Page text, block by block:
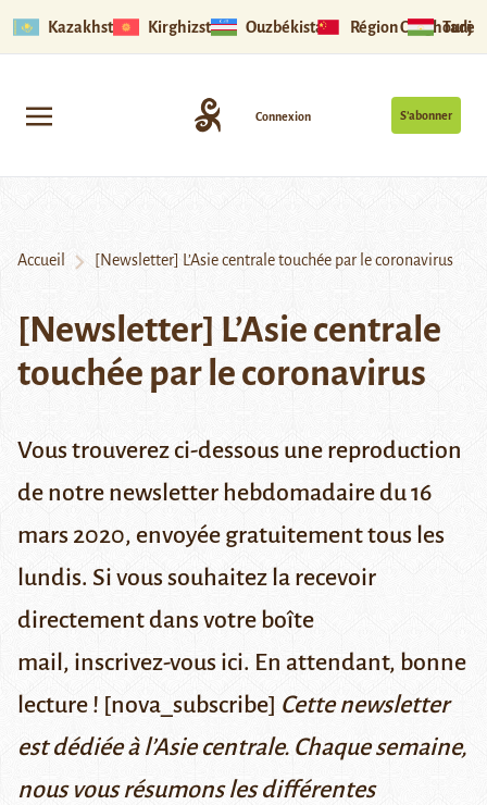
Kazakhstan Kirghizstan Ouzbékistan Région Ouïghoure
S’abonner
Connexion
Accueil [Newsletter] L’Asie centrale touchée par le coronavirus
[Newsletter] L’Asie centrale
touchée par le coronavirus
Vous trouverez ci-dessous une reproduction
de notre newsletter hebdomadaire du 16
mars 2020, envoyée gratuitement tous les
lundis. Si vous souhaitez la recevoir
directement dans votre boîte
mail, inscrivez-vous ici. En attendant, bonne
lecture ! [nova_subscribe] Cette newsletter
est dédiée à l’Asie centrale. Chaque semaine,
nous vous résumons les différentes